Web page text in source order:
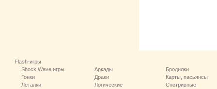
Flash-игры
Shock Wave игры
Аркады
Бродилки
Гонки
Драки
Карты, пасьянсы
Леталки
Логические
Спотривные